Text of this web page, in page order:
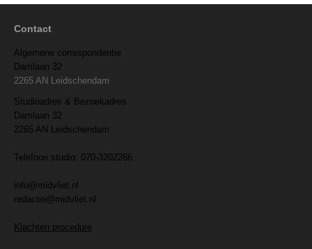
Contact
Algemene correspondentie
Damlaan 32
2265 AN Leidschendam
Studioadres & Bezoekadres
Damlaan 32
2265 AN Leidschendam
Telefoon studio: 070-3202266
info@midvliet.nl
redactie@midvliet.nl
Klachten procedure